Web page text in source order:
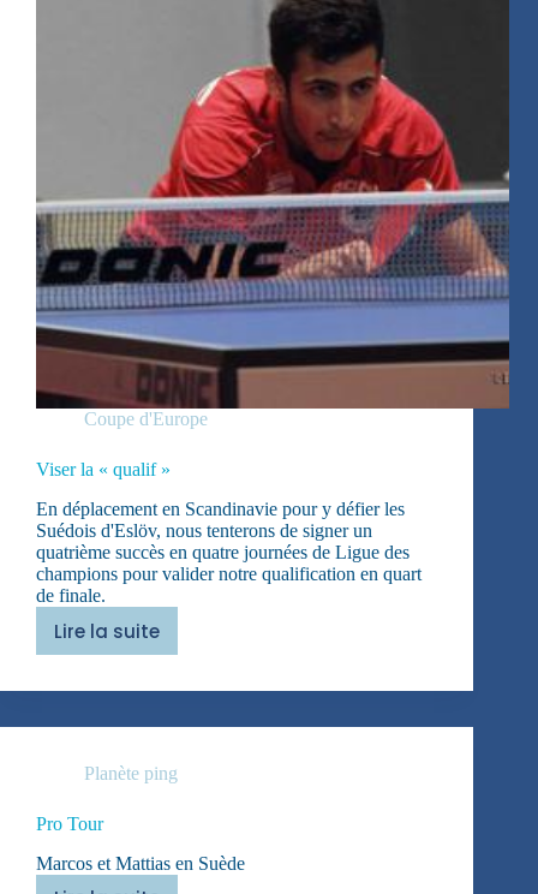
Coupe d'Europe
Viser la « qualif »
En déplacement en Scandinavie pour y défier les
Suédois d'Eslöv, nous tenterons de signer un
quatrième succès en quatre journées de Ligue des
champions pour valider notre qualification en quart
de finale.
Lire la suite
Viser
« qualif »
Planète ping
Pro Tour
Marcos et Mattias en Suède